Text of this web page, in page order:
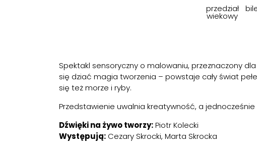
przedział
wiekowy
Spektakl sensoryczny o malowaniu, przeznaczony
się dziać magia tworzenia – powstaje cały świat
się też morze i ryby.
Przedstawienie uwalnia kreatywność, a jednocześnie
Dźwięki na żywo tworzy:Piotr Kolecki
Występują:Cezary Skrocki, Marta Skrocka